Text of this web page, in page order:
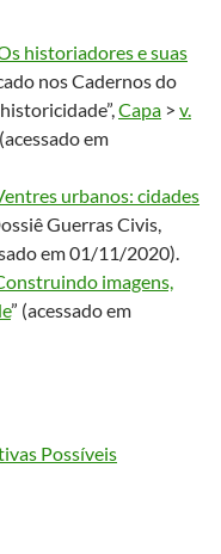
historiadores e suas
nos Cadernos do
Capa > v.
em
urbanos: cidades
Guerras Civis,
em 01/11/2020).
imagens,
” (acessado em
Possíveis